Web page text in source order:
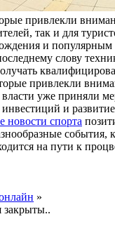
привлекли
так и для
и
слову
привлекли
уже приняли
и
новости спорта
на пути к
»
закрыты..